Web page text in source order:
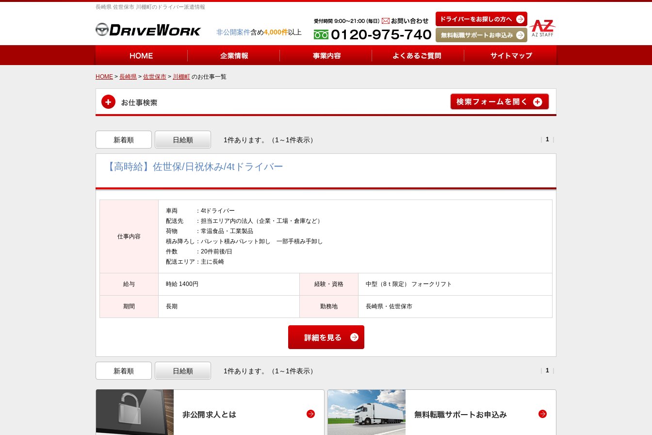
長崎県 佐世保市 川棚町のドライバー派遣情報
非公開案件含め4,000件以上
HOME > 長崎県 > 佐世保市 > 川棚町 のお仕事一覧
新着順 日給順 1件あります。（1～1件表示） 1
【高時給】佐世保/日祝休み/4tドライバー
仕事内容
車両 ：4tドライバー
配送先 ：担当エリア内の法人（企業・工場・倉庫など）
荷物 ：常温食品・工業製品
積み降ろし：パレット積みパレット卸し 一部手積み手卸し
件数 ：20件前後/日
配送エリア：主に長崎
給与 時給 1400円 経験・資格 中型（8ｔ限定） フォークリフト
期間 長期 勤務地 長崎県・佐世保市
新着順 日給順 1件あります。（1～1件表示） 1